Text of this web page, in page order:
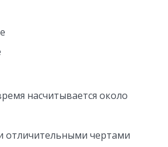
насчитывается около
отличительными чертами